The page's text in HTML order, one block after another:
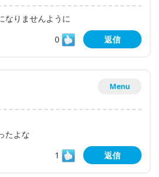
なりませんように
0
返信
Menu
たよな
1
返信